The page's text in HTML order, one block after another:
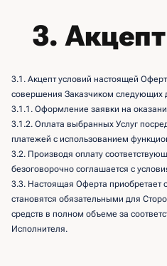
3.
3.1. Акцепт условий настоящей
совершения Заказчиком следующих
3.1.1. Оформление заявки на
3.1.2. Оплата выбранных Услуг
платежей с использованием
3.2. Производя оплату
безоговорочно соглашается с
3.3. Настоящая Оферта приобретает
становятся обязательными для
средств в полном объеме за
Исполнителя.